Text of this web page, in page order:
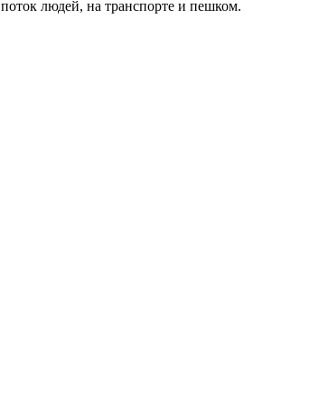
людей, на транспорте и пешком.